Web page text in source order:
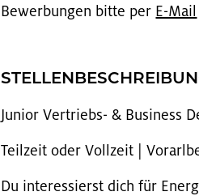
Be­wer­bun­gen bitte per E-Mail
Ju­ni­or Ver­triebs- & Busi­ness
Teil­zeit oder Voll­zeit |
Du in­ter­es­sierst dich für